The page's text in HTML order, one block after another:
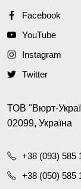
Facebook
YouTube
Instagram
Twitter
ТОВ "Вюрт-
02099, Україна
+38 (093) 585
+38 (050) 585